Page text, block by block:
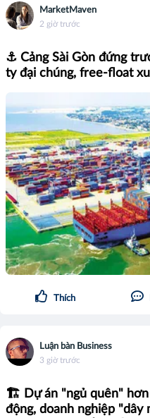
MarketMaven
2 giờ trước
⚓ Cảng Sài Gòn đứng
ty đại chúng, free-float
Thích
Luận bàn Business
3 giờ trước
🏗️ Dự án "ngủ quên" hơn
động, doanh nghiệp